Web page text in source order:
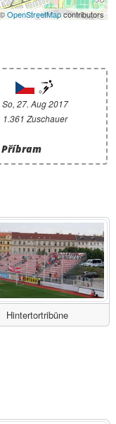
OpenStreetMapcontributors
So, 27. Aug 2017
1.361 Zuschauer
Příbram
Hintertortribüne